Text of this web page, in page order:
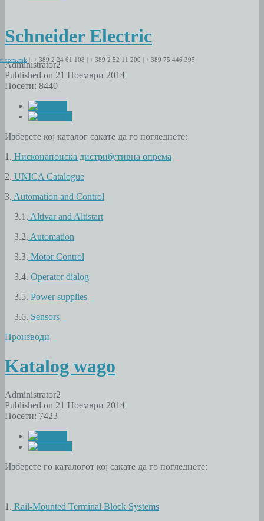
| + 389 2 24 61 108 | + 389 2 52 11 200 | + 389 75 446 395
Schneider Electric
Administrator2
Published on 21 Ноември 2014
Посети: 8440
Изберете кој каталог сакате да го погледнете:
1. Нисконапонска дистрибутивна опрема
2. UNICA Catalogue
3. Automation and Control
3.1. Altivar and Altistart
3.2. Automation
3.3. Motor Control
3.4. Operator dialog
3.5. Power supplies
3.6. Sensors
Производи
Katalog wago
Administrator2
Published on 21 Ноември 2014
Посети: 7423
Изберете го каталогот кој сакате да го погледнете:
1. Rail-Mounted Terminal Block Systems